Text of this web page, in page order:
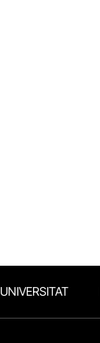
UNIVERSITAT